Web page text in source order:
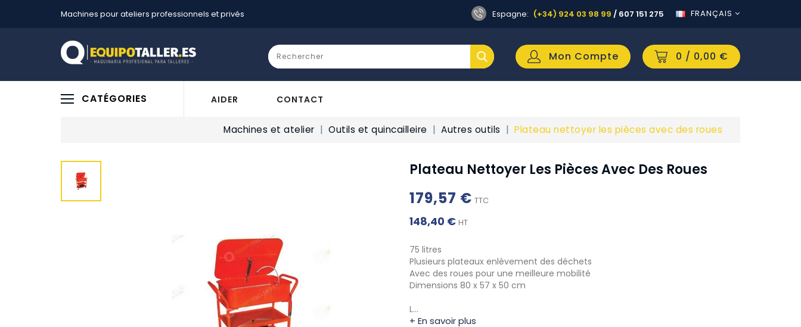
Machines pour ateliers professionnels et privés Espagne: (+34) 924 03 98 99 / 607 151 275 FRANÇAIS
0 / 0,00 €
Mon Compte
CATÉGORIES AIDER CONTACT
Machines et atelier Outils et quincailleire Autres outils Plateau nettoyer les pièces avec des roues
Plateau Nettoyer Les Pièces Avec Des Roues
179,57 € TTC
148,40 € HT
75 litres
Plusieurs plateaux enlèvement des déchets
Avec des roues pour une meilleure mobilité
Dimensions 80 x 57 x 50 cm
L…
+ En savoir plus